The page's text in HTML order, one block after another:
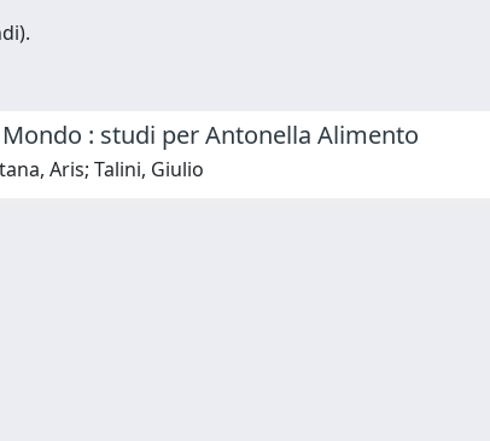
: studi per Antonella Alimento
Aris; Talini, Giulio